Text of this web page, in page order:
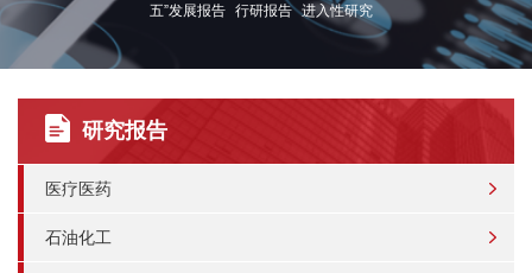
五”发展报告 行研报告 进入性研究
研究报告
医疗医药
石油化工